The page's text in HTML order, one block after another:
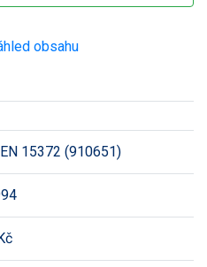
obsahu
15372 (910651)